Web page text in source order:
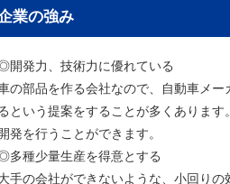
業の強み
開発力、技術力に優れている
の部品を作る会社なので、自動車メ
という提案をすることが多くありま
開発を行うことができます。
多種少量生産を得意とする
手の会社ができないような、小回りの